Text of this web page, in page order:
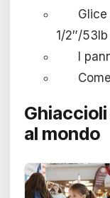
1/2″/
I
al mondo